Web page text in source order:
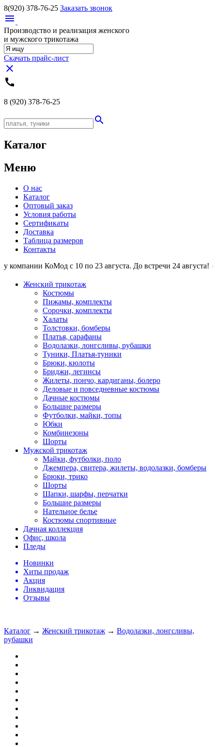
8(920) 378-76-25 Заказать звонок
menu
Производство и реализация женского
и мужского трикотажа
Скачать прайс-лист
close
call
8 (920) 378-76-25
search
Каталог
Меню
О нас
Каталог
Оптовый заказ
Условия работы
Сертификаты
Доставка
Таблица размеров
Контакты
КоМод с 10 по 23 августа. До встречи 24 августа! ☼
Женский трикотаж
Костюмы
Пижамы, комплекты
Сорочки, комплекты
Халаты
Толстовки, бомберы
Платья, сарафаны
Водолазки, лонгсливы, рубашки
Туники, Платья-туники
Брюки, кюлоты
Бриджи, легинсы
Жилеты, пончо, кардиганы, болеро
Деловые и повседневные костюмы
Дачные костюмы
Большие размеры
Футболки, майки, топы
Юбки
Комбинезоны
Шорты
Мужской трикотаж
Майки, футболки, поло
Джемпера, свитера, жилеты, водолазки, бомберы
Брюки, трико
Шорты
Шапки, шарфы, перчатки
Большие размеры
Нательное белье
Костюмы спортивные
Дачная коллекция
Офис, школа
Пледы
Новинки
Хиты продаж
Акция
Ликвидация
Отзывы
Каталог → Женский трикотаж → Водолазки, лонгсливы,
рубашки